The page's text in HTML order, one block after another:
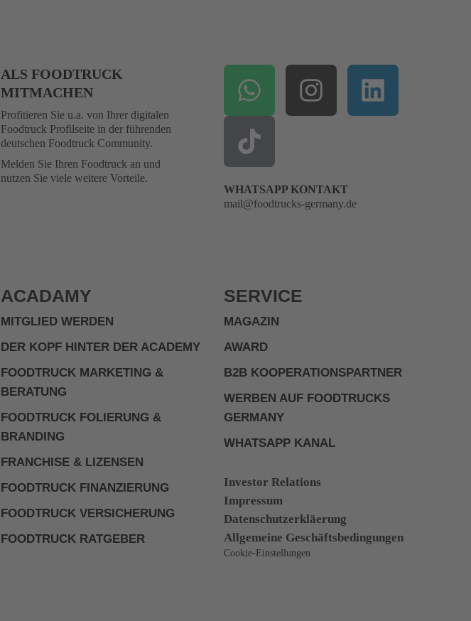
ALS FOODTRUCK
MITMACHEN
Profitieren Sie u.a. von Ihrer digitalen
Foodtruck Profilseite in der führenden
deutschen Foodtruck Community.
Melden Sie Ihren Foodtruck an und
nutzen Sie viele weitere Vorteile.
WHATSAPP KONTAKT
mail@foodtrucks-germany.de
ACADAMY
MITGLIED WERDEN
DER KOPF HINTER DER ACADEMY
FOODTRUCK MARKETING &
BERATUNG
FOODTRUCK FOLIERUNG &
BRANDING
FRANCHISE & LIZENSEN
FOODTRUCK FINANZIERUNG
FOODTRUCK VERSICHERUNG
FOODTRUCK RATGEBER
SERVICE
MAGAZIN
AWARD
B2B KOOPERATIONSPARTNER
WERBEN AUF FOODTRUCKS
GERMANY
WHATSAPP KANAL
Investor Relations
Impressum
Datenschutzerkläerung
Allgemeine Geschäftsbedingungen
Cookie-Einstellungen